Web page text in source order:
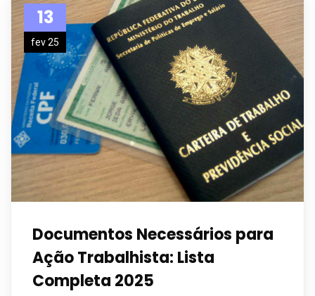
13
fev 25
Documentos Necessários para
Ação Trabalhista: Lista
Completa 2025